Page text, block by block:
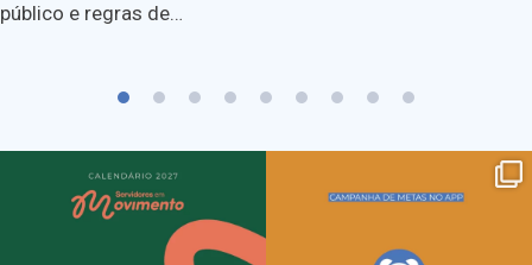
público e regras de…